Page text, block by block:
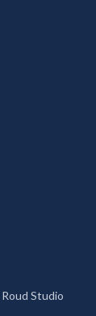
Roud Studio